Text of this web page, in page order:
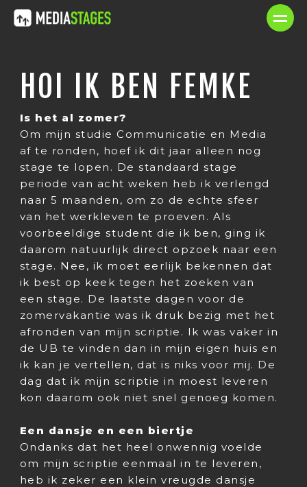
HOI IK BEN FEMKE
Is het al zomer?
Om mijn studie Communicatie en Media
af te ronden, hoef ik dit jaar alleen nog
stage te lopen. De standaard stage
periode van acht weken heb ik verlengd
naar 5 maanden, om zo de echte sfeer
van het werkleven te proeven. Als
voorbeeldige student die ik ben, ging ik
daarom natuurlijk direct opzoek naar een
stage. Nee, ik moet eerlijk bekennen dat
ik best op keek tegen het zoeken van
een stage. De laatste dagen voor de
zomervakantie was ik druk bezig met het
afronden van mijn scriptie. Ik was vaker in
de UB te vinden dan in mijn eigen huis en
ik kan je vertellen, dat is niks voor mij. De
dag dat ik mijn scriptie in moest leveren
kon daarom ook niet snel genoeg komen.
Een dansje en een biertje
Ondanks dat het heel onwennig voelde
om mijn scriptie eenmaal in te leveren,
heb ik zeker een klein vreugde dansje